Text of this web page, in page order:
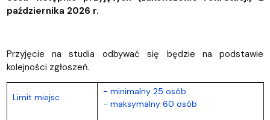
października 2026 r.
Przyjęcie na studia odbywać się będzie na podstawie
kolejności zgłoszeń.
Limit miejsc
- minimalny 25 osób
- maksymalny 60 osób